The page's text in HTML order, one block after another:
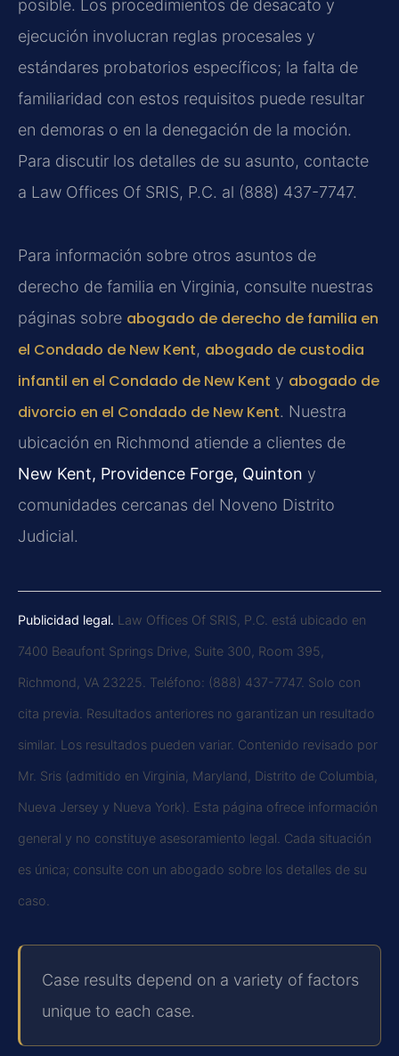
posible. Los procedimientos de desacato y
ejecución involucran reglas procesales y
estándares probatorios específicos; la falta de
familiaridad con estos requisitos puede resultar
en demoras o en la denegación de la moción.
Para discutir los detalles de su asunto, contacte
a Law Offices Of SRIS, P.C. al (888) 437-7747.
Para información sobre otros asuntos de
derecho de familia en Virginia, consulte nuestras
páginas sobre abogado de derecho de familia en
el Condado de New Kent, abogado de custodia
infantil en el Condado de New Kent y abogado de
divorcio en el Condado de New Kent. Nuestra
ubicación en Richmond atiende a clientes de
New Kent, Providence Forge, Quinton y
comunidades cercanas del Noveno Distrito
Judicial.
Publicidad legal. Law Offices Of SRIS, P.C. está ubicado en
7400 Beaufont Springs Drive, Suite 300, Room 395,
Richmond, VA 23225. Teléfono: (888) 437-7747. Solo con
cita previa. Resultados anteriores no garantizan un resultado
similar. Los resultados pueden variar. Contenido revisado por
Mr. Sris (admitido en Virginia, Maryland, Distrito de Columbia,
Nueva Jersey y Nueva York). Esta página ofrece información
general y no constituye asesoramiento legal. Cada situación
es única; consulte con un abogado sobre los detalles de su
caso.
Case results depend on a variety of factors
unique to each case.